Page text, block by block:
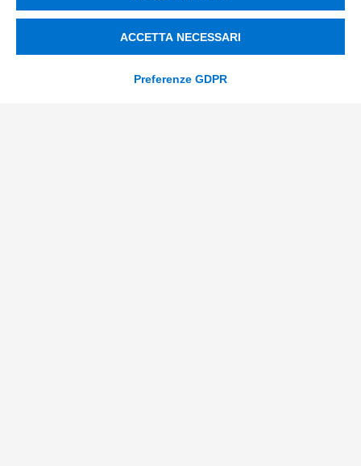
ACCETTA NECESSARI
Preferenze GDPR